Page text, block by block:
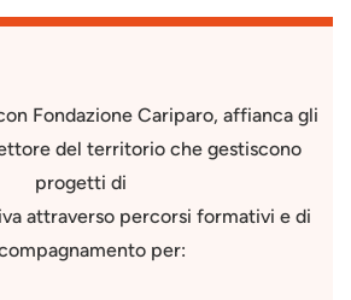
Fondazione Cariparo, affianca gli
del territorio che gestiscono
progetti di
attraverso percorsi formativi e di
per: